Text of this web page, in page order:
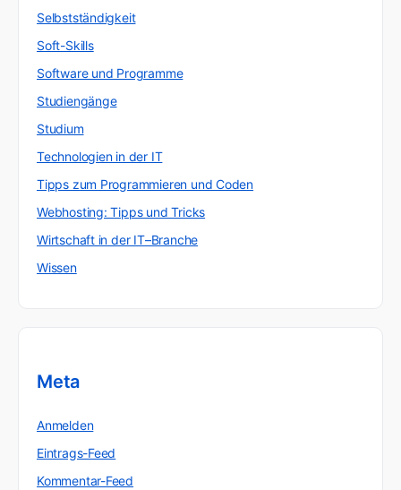
Selbstständigkeit
Soft-Skills
Software und Programme
Studiengänge
Studium
Technologien in der IT
Tipps zum Programmieren und Coden
Webhosting: Tipps und Tricks
Wirtschaft in der IT–Branche
Wissen
Meta
Anmelden
Eintrags-Feed
Kommentar-Feed